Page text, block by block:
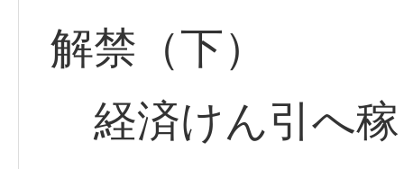
解禁（下）
経済けん引へ